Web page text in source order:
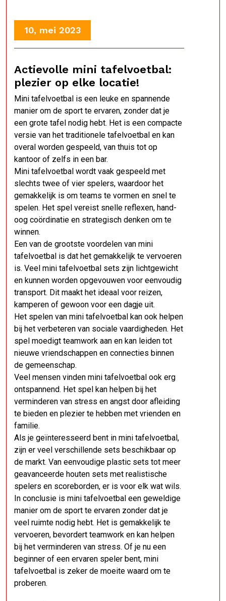
10, mei 2023
Actievolle mini tafelvoetbal:
plezier op elke locatie!
Mini tafelvoetbal is een leuke en spannende
manier om de sport te ervaren, zonder dat je
een grote tafel nodig hebt. Het is een compacte
versie van het traditionele tafelvoetbal en kan
overal worden gespeeld, van thuis tot op
kantoor of zelfs in een bar.
Mini tafelvoetbal wordt vaak gespeeld met
slechts twee of vier spelers, waardoor het
gemakkelijk is om teams te vormen en snel te
spelen. Het spel vereist snelle reflexen, hand-
oog coördinatie en strategisch denken om te
winnen.
Een van de grootste voordelen van mini
tafelvoetbal is dat het gemakkelijk te vervoeren
is. Veel mini tafelvoetbal sets zijn lichtgewicht
en kunnen worden opgevouwen voor eenvoudig
transport. Dit maakt het ideaal voor reizen,
kamperen of gewoon voor een dagje uit.
Het spelen van mini tafelvoetbal kan ook helpen
bij het verbeteren van sociale vaardigheden. Het
spel moedigt teamwork aan en kan leiden tot
nieuwe vriendschappen en connecties binnen
de gemeenschap.
Veel mensen vinden mini tafelvoetbal ook erg
ontspannend. Het spel kan helpen bij het
verminderen van stress en angst door afleiding
te bieden en plezier te hebben met vrienden en
familie.
Als je geïnteresseerd bent in mini tafelvoetbal,
zijn er veel verschillende sets beschikbaar op
de markt. Van eenvoudige plastic sets tot meer
geavanceerde houten sets met realistische
spelers en scoreborden, er is voor elk wat wils.
In conclusie is mini tafelvoetbal een geweldige
manier om de sport te ervaren zonder dat je
veel ruimte nodig hebt. Het is gemakkelijk te
vervoeren, bevordert teamwork en kan helpen
bij het verminderen van stress. Of je nu een
beginner of een ervaren speler bent, mini
tafelvoetbal is zeker de moeite waard om te
proberen.